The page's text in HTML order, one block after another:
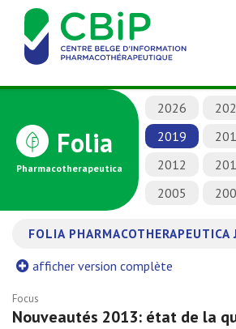
Folia
Pharmacotherapeutica
2026
2019
2012
2005
FOLIA
afficher version complète
Focus
Nouveautés 2013: état de la